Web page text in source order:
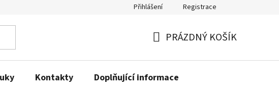
Přihlášení Registrace
KOŠÍK
PRÁZDNÝ KOŠÍK
Kontakty Doplňující informace